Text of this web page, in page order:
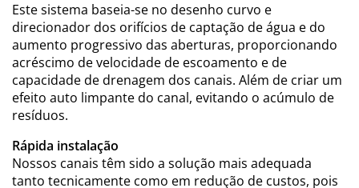
Este sistema baseia-se no desenho curvo e
direcionador dos orifícios de captação de água e do
aumento progressivo das aberturas, proporcionando
acréscimo de velocidade de escoamento e de
capacidade de drenagem dos canais. Além de criar um
efeito auto limpante do canal, evitando o acúmulo de
resíduos.
Rápida instalação
Nossos canais têm sido a solução mais adequada
tanto tecnicamente como em redução de custos, pois